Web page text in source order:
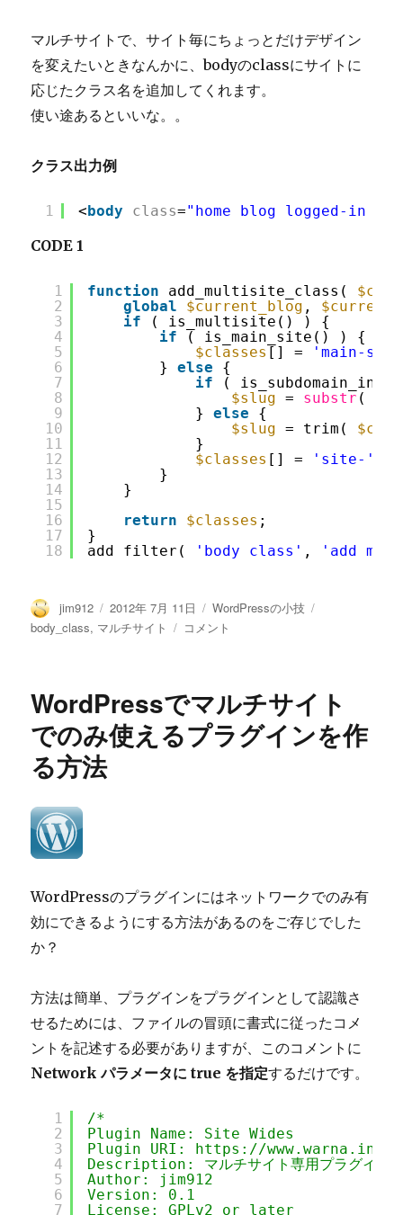
ktaisession
テ
ー
る
る
に
マルチサイトで、サイト毎にちょっとだけデザイン
を変えたいときなんかに、bodyのclassにサイトに
応じたクラス名を追加してくれます。
使い途あるといいな。。
クラス出力例
1 < body class="home blog logged-in
CODE 1
1
2
3
4
5
6
7
8
9
10
11
12
13
14
15
16
17
18
function add_multisite_class(
global
$current_blog ,
if
( is_multisite() ) {
if
( is_main_site() ) {
$classes [] =
'main-
} else
{
if
(
$slug
= substr (
} else
{
$slug
= trim(
}
$classes [] = 'site-'
}
}
return
$classes ;
}
add_filter(
'body_class' ,
投
稿
jim912
投
稿
2012年 7月 11日
カ
テ
WordPressの小技
body_class, マルチサイト
WordPress
チ
サ
イ
じ
class
す
る
に
コメント
WordPressでマルチサイト
でのみ使えるプラグインを作
る方法
WordPressのプラグインにはネットワークでのみ有
効にできるようにする方法があるのをご存じでした
か？
方法は簡単、プラグインをプラグインとして認識さ
せるためには、ファイルの冒頭に書式に従ったコメ
ントを記述する必要がありますが、このコメントに
Network パラメータに true を指定するだけです。
1
2
3
4
5
6
7
/*
Plugin Name: Site Wides
Plugin URI:
https://
Description: マルチサイト専用プラグイン
Author: jim912
Version: 0.1
License: GPLv2 or later